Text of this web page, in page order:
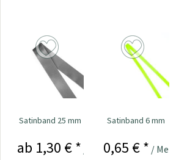
Satinband 25 mm
ab 1,30 € * / Meter
Satinband 6 mm
0,65 € * / Meter